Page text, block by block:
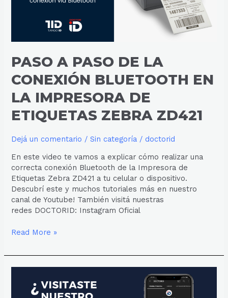
PASO A PASO DE LA
CONEXIÓN BLUETOOTH EN
LA IMPRESORA DE
ETIQUETAS ZEBRA ZD421
Dejá un comentario /Sin categoría / doctorid
En este video te vamos a explicar cómo realizar una
correcta conexión Bluetooth de la Impresora de
Etiquetas Zebra ZD421 a tu celular o dispositivo.
Descubrí este y muchos tutoriales más en nuestro
canal de Youtube! También visitá nuestras
redes DOCTORID: Instagram Oficial
IMPRESORA
ZEBRA
ZD421
Read More »
CONOCISTE
NUESTRO